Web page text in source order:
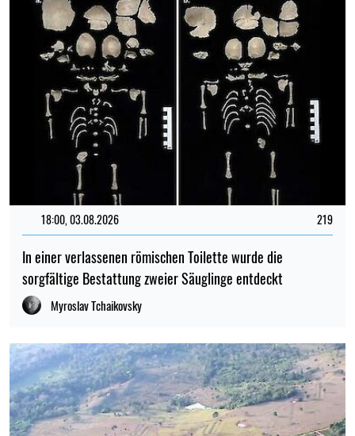
18:00, 03.08.2026 219
In einer verlassenen römischen Toilette wurde die
sorgfältige Bestattung zweier Säuglinge entdeckt
Myroslav Tchaikovsky